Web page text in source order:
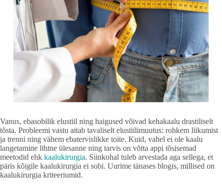
Vanus, ebasobilik elustiil ning haigused võivad kehakaalu drastiliselt
tõsta. Probleemi vastu aitab tavaliselt elustiilimuutus: rohkem liikumist
ja trenni ning vähem ebatervislikke toite. Kuid, vahel ei ole kaalu
langetamine lihtne ülesanne ning tarvis on võtta appi tõsisemad
meetodid ehk kaalukirurgia. Siinkohal tuleb arvestada aga sellega, et
päris kõigile kaalukirurgia ei sobi. Uurime tänases blogis, millised on
kaalukirurgia kriteeriumid.